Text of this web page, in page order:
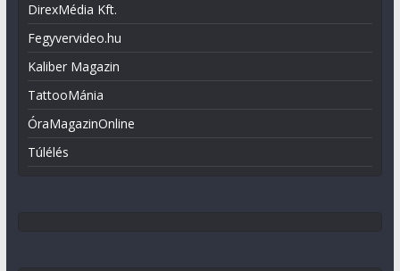
DirexMédia Kft.
Fegyvervideo.hu
Kaliber Magazin
TattooMánia
ÓraMagazinOnline
Túlélés